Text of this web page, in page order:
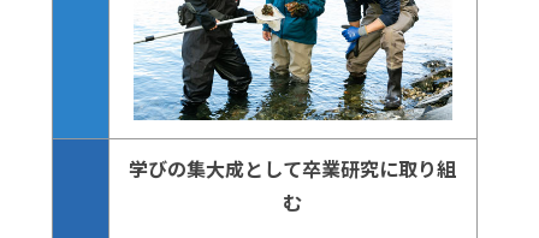
学びの集大成として卒業研究に取り組
む